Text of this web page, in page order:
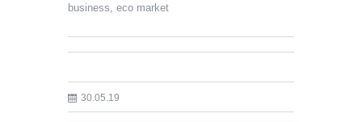
business, eco market
30.05.19